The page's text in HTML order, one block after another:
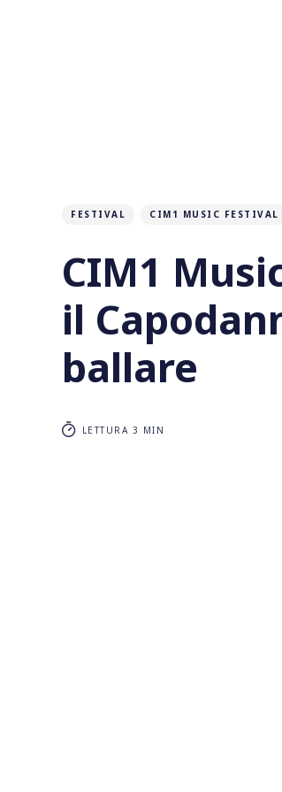
FESTIVAL CIM1 MUSIC FESTIVAL
CIM1
il
ballare
LETTURA 3 MIN